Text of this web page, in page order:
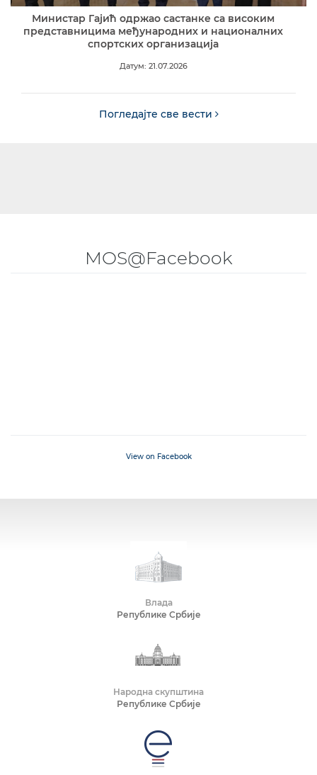
Министар Гајић одржао састанке са високим
представницима међународних и националних
спортских организација
Датум: 21.07.2026
Погледајте све вести
MOS@Facebook
View on Facebook
Влада
Републике Србије
Народна скупштина
Републике Србије